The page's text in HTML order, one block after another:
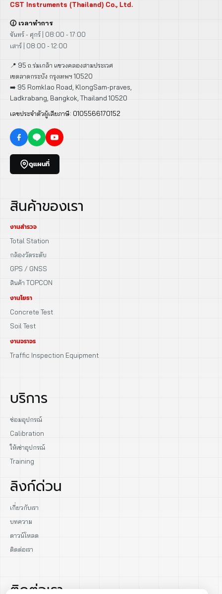
CST Instruments (Thailand) Co., Ltd.
🕜 เวลาทำการ
จันทร์ - ศุกร์ | 08:00 - 17:00
เสาร์ | 08:00 - 12:00
📍 95 ถ.ร่มเกล้า แขวงคลองสามประเวศ
เขตลาดกระบัง กรุงเทพฯ 10520
➡️ 95 Romklao Road, KlongSam-praves,
Ladkrabang, Bangkok, Thailand 10520
เลขประจำตัวผู้เสียภาษี: 0105566170152
ดูแผนที่
สินค้าของเรา
งานสำรวจ
Total Station
กล้องวัดระดับ
GPS / GNSS
สินค้า TOPCON
งานโยธา
Concrete Test
Soil Test
งานจราจร
Traffic Inspection Equipment
บริการ
ซ่อมอุปกรณ์
Calibration
ให้เช่าอุปกรณ์
Training
ลิงก์ด่วน
เกี่ยวกับเรา
บทความ
ดาวน์โหลด
ติดต่อเรา